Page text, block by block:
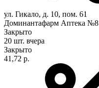
ул. Гикало, д. 10, пом. 61
Доминантафарм Аптека №8
Закрыто
20 шт. вчера
Закрыто
41,72 р.